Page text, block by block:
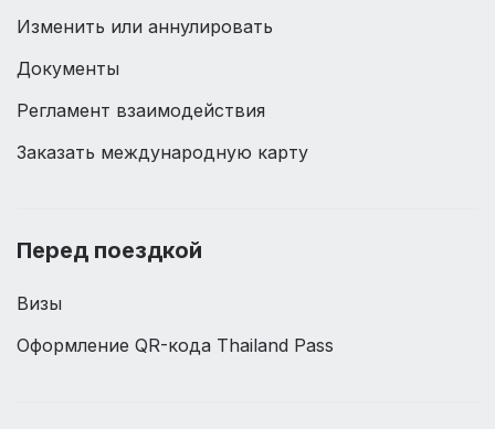
Изменить или аннулировать
Документы
Регламент взаимодействия
Заказать международную карту
Перед поездкой
Визы
Оформление QR-кода Thailand Pass